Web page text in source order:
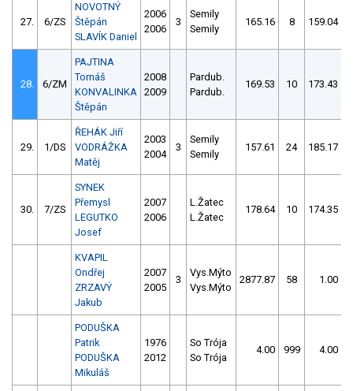
27. 6/ZS
NOVOTNÝ
Štěpán
SLAVÍK Daniel
2006
2006
3
Semily
Semily
165.16 8 159.04
28. 6/ZM
PAJTINA
Tomáš
KONVALINKA
Štěpán
2008
2009
Pardub.
Pardub.
169.53 10 173.43
29. 1/DS
ŘEHÁK Jiří
VODRÁŽKA
Matěj
2003
2004
3
Semily
Semily
157.61 24 185.17
30. 7/ZS
SYNEK
Přemysl
LEGUTKO
Josef
2007
2006
L.Žatec
L.Žatec
178.64 10 174.35
KVAPIL
Ondřej
ZRZAVÝ
Jakub
2007
2005
3
Vys.Mýto
Vys.Mýto
2877.87 58 1.00
PODUŠKA
Patrik
PODUŠKA
Mikuláš
1976
2012
So Trója
So Trója
4.00 999 4.00